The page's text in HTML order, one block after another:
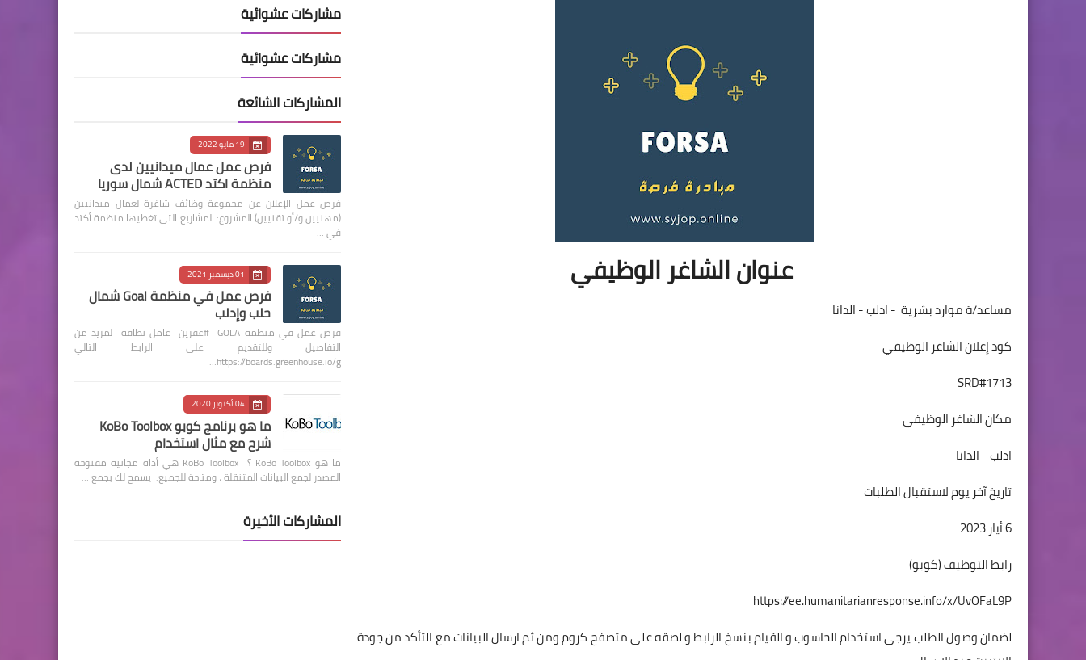
عنوان الشاغر الوظيفي
مساعد/ة موارد بشرية - ادلب - الدانا
كود إعلان الشاغر الوظيفي
SRD#1713
مكان الشاغر الوظيفي
ادلب - الدانا
تاريخ آخر يوم لاستقبال الطلبات
6 أيار 2023
رابط التوظيف (كوبو)
https://ee.humanitarianresponse.info/x/UvOFaL9P
لضمان وصول الطلب يرجى استخدام الحاسوب و القيام بنسخ الرابط و لصقه على متصفح كروم ومن ثم ارسال البيانات مع التأكد من جودة
مشاركات عشوائية
مشاركات عشوائية
المشاركات الشائعة
19 مايو 2022
فرص عمل عمال ميدانيين لدى
منظمة اكتد ACTED شمال سوريا
فرص عمل الإعلان عن مجموعة وظائف شاغرة لعمال ميدانيين
(مهنيين و/أو تقنيين) المشروع: المشاريع التي تغطيها منظمة أكتد
في …
01 ديسمبر 2021
فرص عمل في منظمة Goal شمال
حلب وإدلب
فرص عمل في منظمة GOLA #عفرين عامل نظافة لمزيد من
التفاصيل وللتقديم على الرابط التالي
https://boards.greenhouse.io/g…
04 أكتوبر 2020
ما هو برنامج كوبو KoBo Toolbox
شرح مع مثال استخدام
ما هو KoBo Toolbox ؟ KoBo Toolbox هي أداة مجانية مفتوحة
المصدر لجمع البيانات المتنقلة ، ومتاحة للجميع. يسمح لك بجمع …
المشاركات الأخيرة